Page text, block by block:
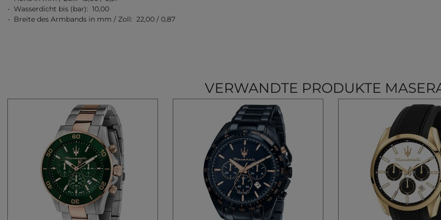
- Wasserdicht bis (bar): 10,00
- Breite des Armbands in mm / Zoll: 22,00 / 0,87
VERWANDTE PRODUKTE